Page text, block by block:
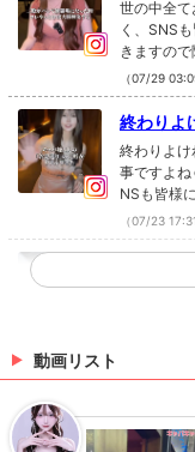
けでなく
う精進し
ると嬉
ktok
世の中全
く、SNS
きますの
新宿 #キャバクラ #華灯 #tiktok Instagramで記事を開
く華灯さ
します❤︎
（07/29
終わりよ
って大事
けでなく
う精進し
ると嬉
華灯
終わりよ
事ですよ
NSも皆様
ので随時
ャバクラ #tiktok #華灯 Instagramで記事を開く華灯さ
んのイン
（07/23 17:31
りこさ
なく、
りこさん
さんのイ
けでなく
ばり気ま
動画リスト